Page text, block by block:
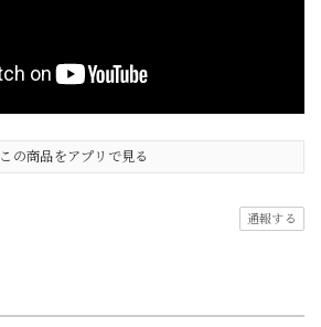
この商品をアプリで見る
通報する